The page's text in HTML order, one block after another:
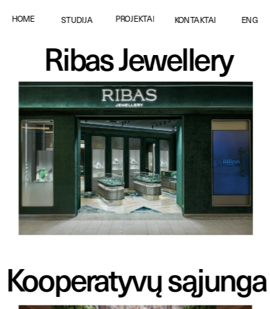
PROJEKTAI
HOME STUDIJA ENG
KONTAKTAI
Ribas Jewellery
Kooperatyvų sąjunga